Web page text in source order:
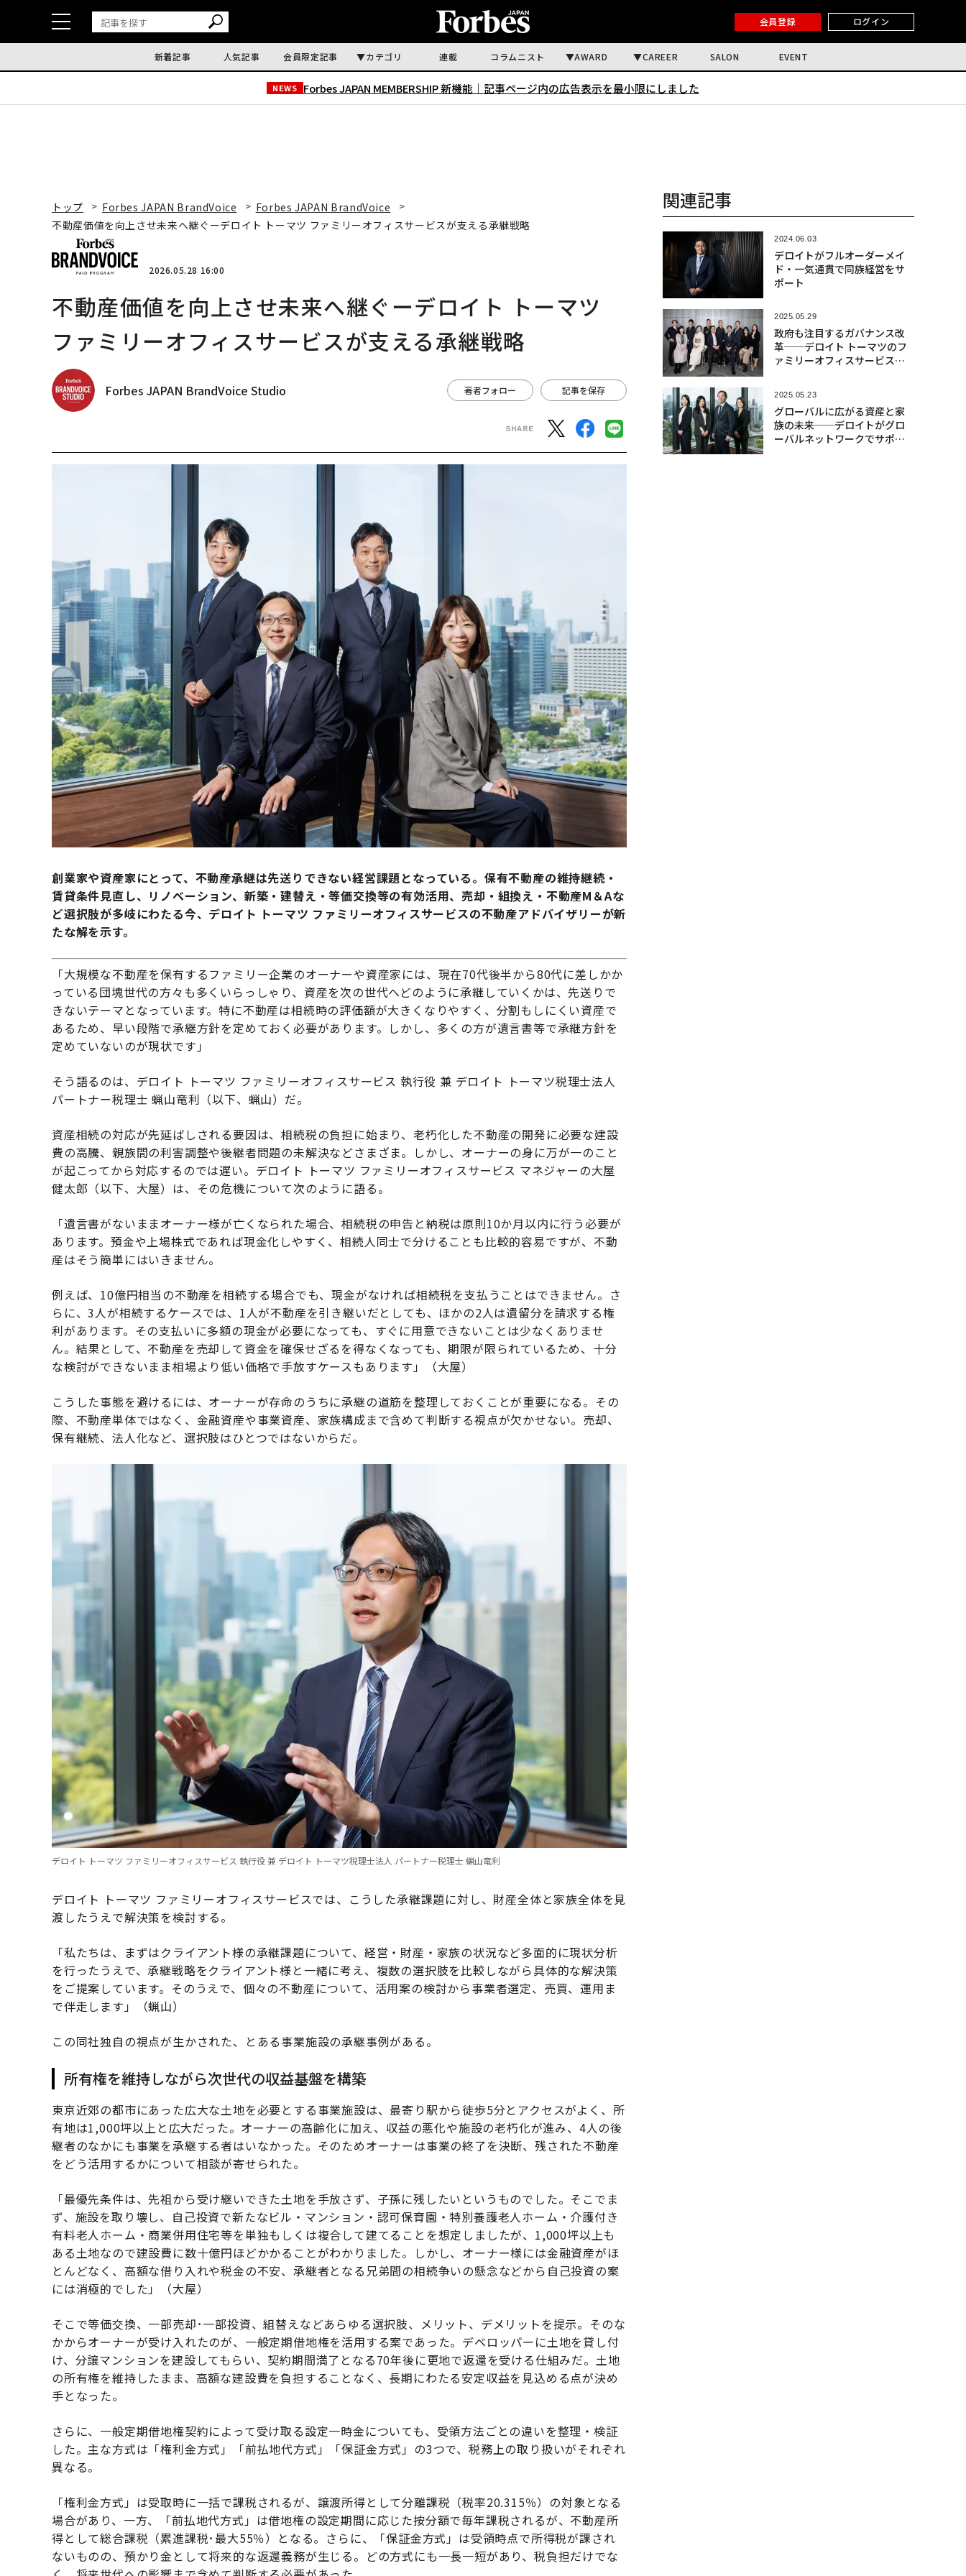
会員登録 ログイン
新着記事 人気記事 会員限定記事 カテゴリ 連載 コラムニスト AWARD CAREER SALON EVENT
NEWS Forbes JAPAN MEMBERSHIP 新機能｜ 記事ページ内の広告表示を最小限にしました
トップ Forbes JAPAN BrandVoice
Forbes JAPAN BrandVoice
不動産価値を向上させ未来へ継ぐーデロイト トーマツ ファミリーオフィスサービスが支える承継戦略
2026.05.28 16:00
不動産価値を向上させ未来へ継ぐーデロイト トーマツ
ファミリーオフィスサービスが支える承継戦略
Forbes JAPAN BrandVoice Studio 著者フォロー 記事を保存
創業家や資産家にとって、不動産承継は先送りできない経営課題となっている。保有不動産の維持継続・
賃貸条件見直し、リノベーション、新築・建替え・等価交換等の有効活用、売却・組換え・不動産М＆Aな
ど選択肢が多岐にわたる今、デロイト トーマツ ファミリーオフィスサービスの不動産アドバイザリーが新
たな解を示す。
「大規模な不動産を保有するファミリー企業のオーナーや資産家には、現在70代後半から80代に差しかか
っている団塊世代の方々も多くいらっしゃり、資産を次の世代へどのように承継していくかは、先送りで
きないテーマとなっています。特に不動産は相続時の評価額が大きくなりやすく、分割もしにくい資産で
あるため、早い段階で承継方針を定めておく必要があります。しかし、多くの方が遺言書等で承継方針を
定めていないのが現状です」
そう語るのは、デロイト トーマツ ファミリーオフィスサービス 執行役 兼 デロイト トーマツ税理士法人
パートナー税理士 蝋山竜利（以下、蝋山）だ。
資産相続の対応が先延ばしされる要因は、相続税の負担に始まり、老朽化した不動産の開発に必要な建設
費の高騰、親族間の利害調整や後継者問題の未解決などさまざま。しかし、オーナーの身に万が一のこと
が起こってから対応するのでは遅い。デロイト トーマツ ファミリーオフィスサービス マネジャーの大屋
健太郎（以下、大屋）は、その危機について次のように語る。
「遺言書がないままオーナー様が亡くなられた場合、相続税の申告と納税は原則10か月以内に行う必要が
あります。預金や上場株式であれば現金化しやすく、相続人同士で分けることも比較的容易ですが、不動
産はそう簡単にはいきません。
例えば、10億円相当の不動産を相続する場合でも、現金がなければ相続税を支払うことはできません。さ
らに、3人が相続するケースでは、1人が不動産を引き継いだとしても、ほかの2人は遺留分を請求する権
利があります。その支払いに多額の現金が必要になっても、すぐに用意できないことは少なくありませ
ん。結果として、不動産を売却して資金を確保せざるを得なくなっても、期限が限られているため、十分
な検討ができないまま相場より低い価格で手放すケースもあります」（大屋）
こうした事態を避けるには、オーナーが存命のうちに承継の道筋を整理しておくことが重要になる。その
際、不動産単体ではなく、金融資産や事業資産、家族構成まで含めて判断する視点が欠かせない。売却、
保有継続、法人化など、選択肢はひとつではないからだ。
デロイト トーマツ ファミリーオフィスサービス 執行役 兼 デロイト トーマツ税理士法人 パートナー税理士 蝋山竜利
デロイト トーマツ ファミリーオフィスサービスでは、こうした承継課題に対し、財産全体と家族全体を見
渡したうえで解決策を検討する。
「私たちは、まずはクライアント様の承継課題について、経営・財産・家族の状況など多面的に現状分析
を行ったうえで、承継戦略をクライアント様と一緒に考え、複数の選択肢を比較しながら具体的な解決策
をご提案しています。そのうえで、個々の不動産について、活用案の検討から事業者選定、売買、運用ま
で伴走します」（蝋山）
この同社独自の視点が生かされた、とある事業施設の承継事例がある。
所有権を維持しながら次世代の収益基盤を構築
東京近郊の都市にあった広大な土地を必要とする事業施設は、最寄り駅から徒歩5分とアクセスがよく、所
有地は1,000坪以上と広大だった。オーナーの高齢化に加え、収益の悪化や施設の老朽化が進み、4人の後
継者のなかにも事業を承継する者はいなかった。そのためオーナーは事業の終了を決断、残された不動産
をどう活用するかについて相談が寄せられた。
「最優先条件は、先祖から受け継いできた土地を手放さず、子孫に残したいというものでした。そこでま
ず、施設を取り壊し、自己投資で新たなビル・マンション・認可保育園・特別養護老人ホーム・介護付き
有料老人ホーム・商業併用住宅等を単独もしくは複合して建てることを想定しましたが、1,000坪以上も
ある土地なので建設費に数十億円ほどかかることがわかりました。しかし、オーナー様には金融資産がほ
とんどなく、高額な借り入れや税金の不安、承継者となる兄弟間の相続争いの懸念などから自己投資の案
には消極的でした」（大屋）
そこで等価交換、一部売却･一部投資、組替えなどあらゆる選択肢、メリット、デメリットを提示。そのな
かからオーナーが受け入れたのが、一般定期借地権を活用する案であった。デベロッパーに土地を貸し付
け、分譲マンションを建設してもらい、契約期間満了となる70年後に更地で返還を受ける仕組みだ。土地
の所有権を維持したまま、高額な建設費を負担することなく、長期にわたる安定収益を見込める点が決め
手となった。
さらに、一般定期借地権契約によって受け取る設定一時金についても、受領方法ごとの違いを整理・検証
した。主な方式は「権利金方式」「前払地代方式」「保証金方式」の3つで、税務上の取り扱いがそれぞれ
異なる。
「権利金方式」は受取時に一括で課税されるが、譲渡所得として分離課税（税率20.315％）の対象となる
場合があり、一方、「前払地代方式」は借地権の設定期間に応じた按分額で毎年課税されるが、不動産所
得として総合課税（累進課税･最大55％）となる。さらに、「保証金方式」は受領時点で所得税が課され
ないものの、預かり金として将来的な返還義務が生じる。どの方式にも一長一短があり、税負担だけでな
関連記事
2024.06.03
デロイトがフルオーダーメイ
ド・一気通貫で同族経営をサ
ポート
2025.05.29
政府も注目するガバナンス改
革──デロイト トーマツのフ
ァミリーオフィスサービスが
2025.05.23
グローバルに広がる資産と家
族の未来──デロイトがグロ
ーバルネットワークでサポー